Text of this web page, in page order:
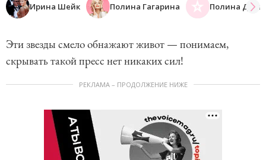
Ирина Шейк Полина Гагарина Полина
Эти звезды смело обнажают живот — понимаем,
скрывать такой пресс нет никаких сил!
РЕКЛАМА – ПРОДОЛЖЕНИЕ НИЖЕ